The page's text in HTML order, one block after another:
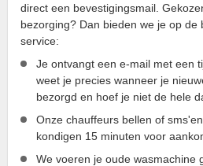
direct een bevestigingsmail.
bezorging? Dan bieden we je op de
service:
Je ontvangt een e-mail met een
weet je precies wanneer je
bezorgd en hoef je niet de hele
Onze chauffeurs bellen of
kondigen 15 minuten voor
We voeren je oude wasmachine